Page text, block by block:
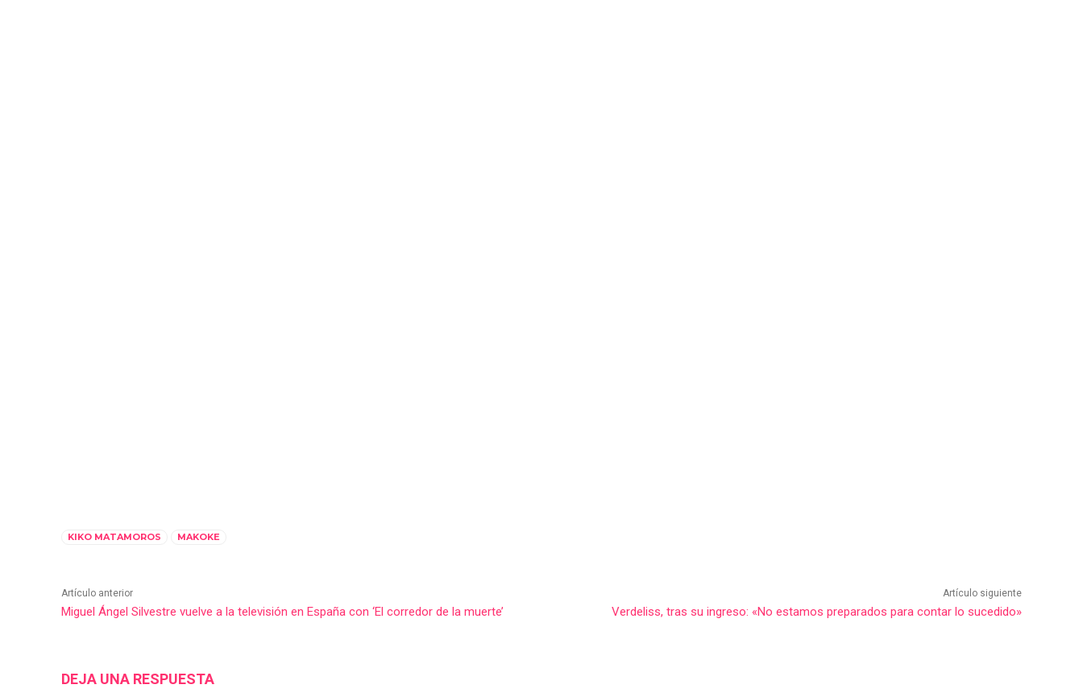
KIKO MATAMOROS MAKOKE
Artículo anterior
Miguel Ángel Silvestre vuelve a la televisión en España con ‘El corredor de la muerte’
Artículo siguiente
Verdeliss, tras su ingreso: «No estamos preparados para contar lo sucedido»
DEJA UNA RESPUESTA